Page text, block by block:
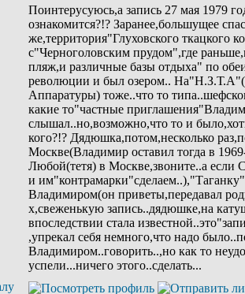
Поинтерусуюсь,а запись 27 мая 1979
ознакомится?!? Заранее,большущее
же,территория"Глуховского ткацкого
с"Черноголовским прудом",где
пляж,и различные базы отдыха" по
революции и был озером..
Аппаратуры) тоже..что то
какие то"частные
слышал..но,возможно,что то и
кого?!? Дядюшка,потом,несколько
Москве(Владимир оставил тогда в
Любой(тетя) в Москве,звоните..а если
и
Владимиром(он приветы,передавал
х,свеженькую запись..дядюшке,на
впоследствии стала
,упрекал себя немного,что надо
Владимиром..говорить..,но как то
успели...ничего этого..сделать...